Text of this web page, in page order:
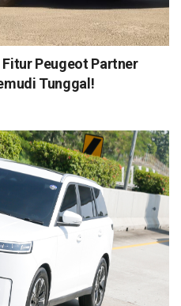
Peugeot Partner
Tunggal!